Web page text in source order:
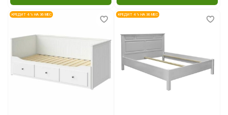
КРЕДИТ 4 % НА 36 МЕС КРЕДИТ 4 % НА 36 МЕС